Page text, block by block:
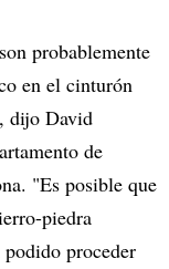
probablemente
en el cinturón
dijo David
de
"Es posible que
piedra
proceder